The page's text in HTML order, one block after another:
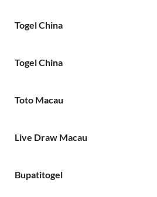
Togel China
Togel China
Toto Macau
Live Draw Macau
Bupatitogel